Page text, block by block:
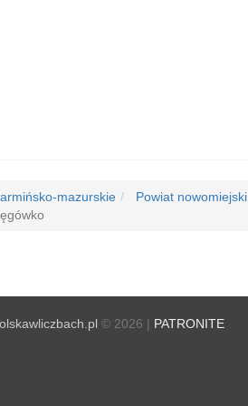
mazurskie Powiat nowomiejski
© 2026 | PATRONITE